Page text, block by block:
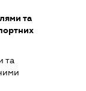
та
та